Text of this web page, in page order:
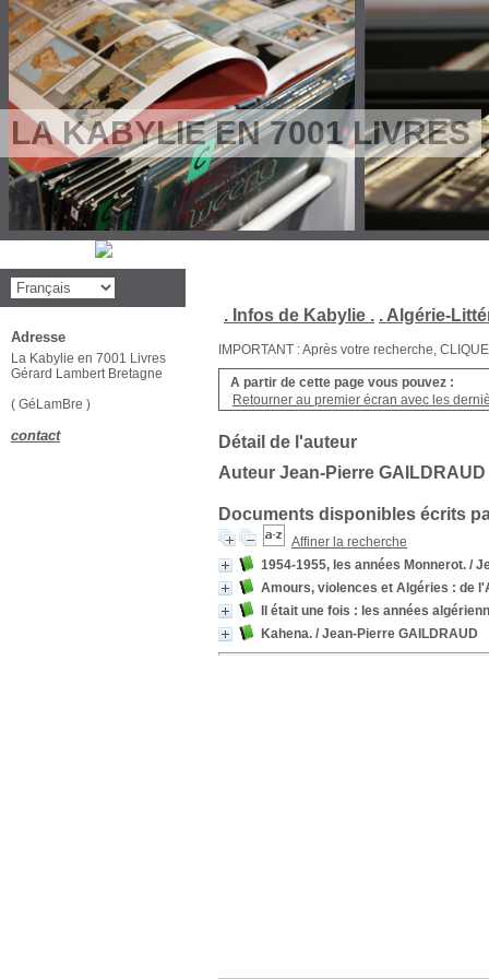
LA KABYLIE EN 7001 LIVRES
. Infos de Kabylie . . Algérie-
IMPORTANT : Après votre recherche,
A partir de cette page vous pouvez :
Retourner au premier écran avec les
Détail de l'auteur
Auteur Jean-Pierre GAILDRAUD
Documents disponibles écrits
Affiner la recherche
1954-1955, les années Monnerot. /
Amours, violences et Algéries : de
Il était une fois : les années
Kahena. / Jean-Pierre GAILDRAUD
Adresse
La Kabylie en 7001 Livres
Gérard Lambert Bretagne
( GéLamBre )
contact